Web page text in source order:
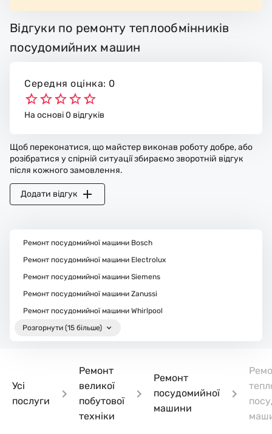
Усі
послуги
Ремонт
великої
побутової
техніки
Ремонт
посудомийної
машини
Відгуки по ремонту теплообмінників
посудомийних машин
Середня оцінка: 0
На основі 0 відгуків
Щоб переконатися, що майстер виконав роботу добре, або
розібратися у спірній ситуації збираємо зворотній відгук
після кожного замовлення.
Додати відгук
Ремонт посудомийної машини Bosch
Ремонт посудомийної машини Electrolux
Ремонт посудомийної машини Siemens
Ремонт посудомийної машини Zanussi
Ремонт посудомийної машини Whirlpool
Розгорнути (15 більше)